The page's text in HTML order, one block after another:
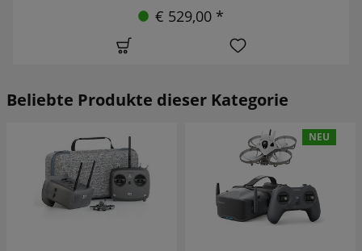
€ 529,00 *
Beliebte Produkte dieser Kategorie
NEU